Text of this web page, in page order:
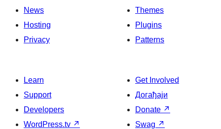
News
Hosting
Privacy
Themes
Plugins
Patterns
Learn
Support
Developers
WordPress.tv ↗
Get Involved
Догађаји
Donate ↗
Swag ↗